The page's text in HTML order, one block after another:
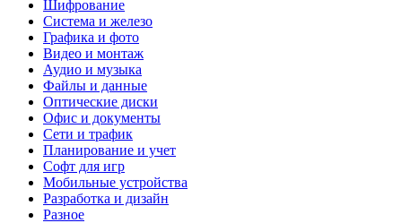
Шифрование
Система и железо
Графика и фото
Видео и монтаж
Аудио и музыка
Файлы и данные
Оптические диски
Офис и документы
Сети и трафик
Планирование и учет
Софт для игр
Мобильные устройства
Разработка и дизайн
Разное